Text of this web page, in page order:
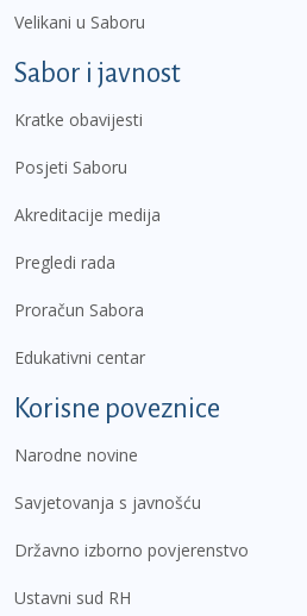
Velikani u Saboru
Sabor i javnost
Kratke obavijesti
Posjeti Saboru
Akreditacije medija
Pregledi rada
Proračun Sabora
Edukativni centar
Korisne poveznice
Narodne novine
Savjetovanja s javnošću
Državno izborno povjerenstvo
Ustavni sud RH